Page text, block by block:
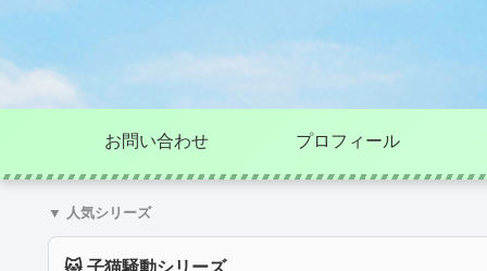
お問い合わせ プロフィール
▼ 人気シリーズ
🐱 子猫騒動シリーズ